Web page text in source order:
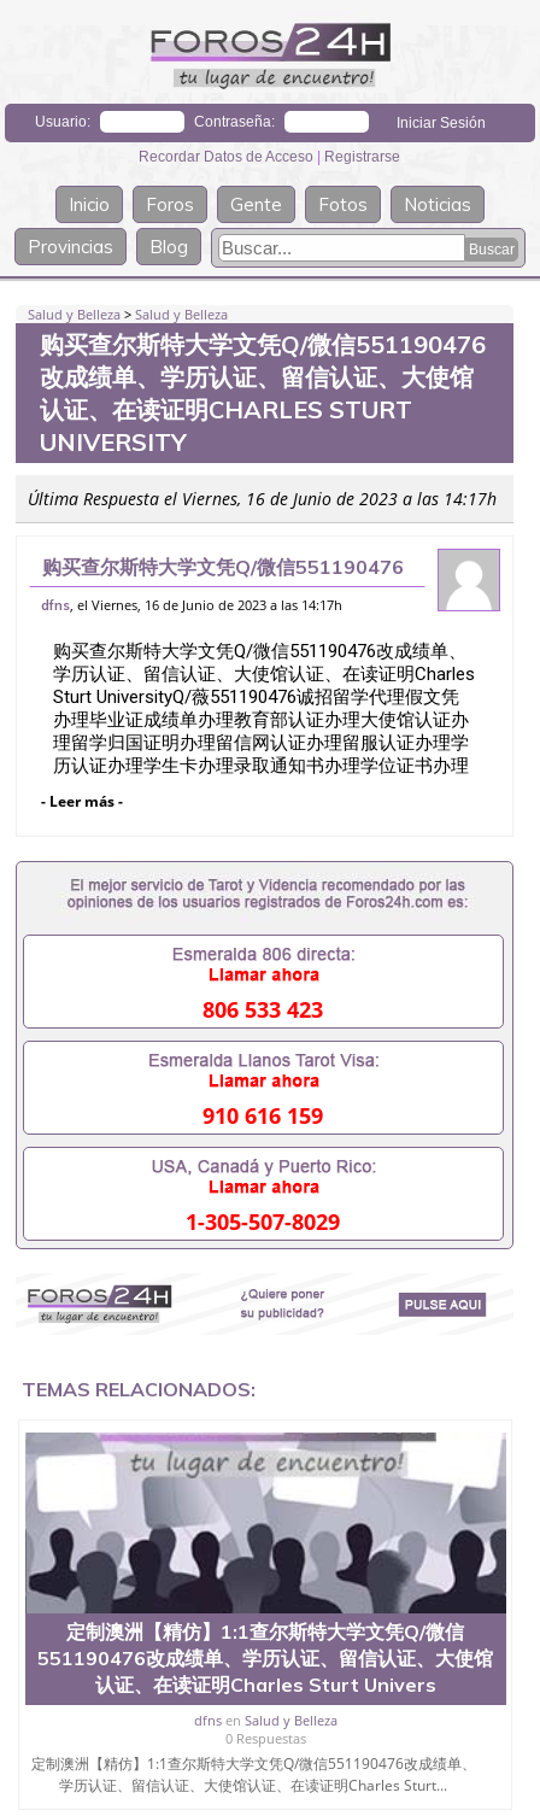
Usuario: Contraseña:
Recordar Datos de Acceso | Registrarse
Inicio Foros Gente Fotos
Noticias
Provincias
Blog
Salud y Belleza >Salud y Belleza
购买查尔斯特大学文凭Q/微信551190476
改成绩单、学历认证、留信认证、大使馆
认证、在读证明CHARLES STURT
UNIVERSITY
Última Respuesta el Viernes, 16 de Junio de 2023 a las 14:17h
购买查尔斯特大学文凭Q/微信551190476
改成绩单、学历认证、留信认证、大使馆认
dfns , el Viernes, 16 de Junio de 2023 a las 14:17h
购买查尔斯特大学文凭Q/微信551190476改成绩单、
学历认证、留信认证、大使馆认证、在读证明Charles
Sturt UniversityQ/薇551190476诚招留学代理假文凭
办理毕业证成绩单办理教育部认证办理大使馆认证办
理留学归国证明办理留信网认证办理留服认证办理学
历认证办理学生卡办理录取通知书办理学位证书办理
办理德国文凭 一、快速办理材料： 1、毕业证+成绩
思。（全套留学回国必备证明材料，给父母及亲朋好
友一份完美交代）； 2、雅思、托福，OFFER，在读
证明，学生卡等留学相关材料（申请学校、转学，甚
可以安排办理，毕业证成绩单，学校，专业，学位，
毕业时间都可以根据客户要求安排。 国内找工作假的
学历认证吗551190476要定居国外需要办理什么材料
551190476入职事业单位/国企假的毕业证会查吗
551190476入职国企/事业单位需要些什么材料
551190476办理假毕业证在国内能用吗, 挂科拿不到毕
业证怎么办, 毕业证丢了怎么办, 没有正常毕业怎么办
理毕业证,没毕业可以办学历认证吗,您是否因为中途
辍学、挂科而没有正常毕业551190476您是否因为递
交材料不齐而被拒之门外551190476您是否因没正常
毕业而导致回国得不到教育部认证在校挂科了不想读
了,成绩不理想毕不了业怎么办551190476找工作没有
文凭怎么办,怎么办理本科/研究生文凭551190476如
551190476哪里可以买国外文凭551190476国外本科
毕业证怎么办理551190476国外大学文凭可以打工作
证551190476留学生在哪里可以买假毕业证
请学校办理假的毕业证成绩单可以吗551190476哪里
可以办理水印成绩单551190476哪里可以修改成绩单
GPA分数551190476假毕业证能查出来吗551190476
假文凭网上能查到吗551190476 如何拿到国外毕业证
QQ微信551190476办假大学毕业证QQ微信551190476
国外毕业证去哪认证QQ微信551190476找毕业证封皮
QQ微信551190476国外毕业证外壳定制QQ微信
551190476快速代办国外毕业证QQ微信551190476快
速拿到国外文凭QQ微信551190476国外留学文凭认证
QQ微信551190476国外文凭回国认证QQ微信
551190476泰国文凭办理QQ微信551190476法国留学
回国证明QQ微信551190476 国外烫金照片QQ微信
551190476外国文凭在中国有用吗QQ微信551190476
德国留学回国证明QQ微信551190476爱尔兰留学回国
证明QQ微信551190476国外硕士文凭办理QQ微信
551190476 网上买文凭可靠吗QQ微信551190476买国
外文凭质量QQ微信551190476国外本科毕业证怎么办
- Leer más -
806 533 423
910 616 159
1-305-507-8029
TEMAS RELACIONADOS:
定制澳洲【精仿】1:1查尔斯特大学文凭Q/微信
551190476改成绩单、学历认证、留信认证、大使馆
认证、在读证明Charles Sturt Univers
dfnsen Salud y Belleza
0 Respuestas
定制澳洲【精仿】1:1查尔斯特大学文凭Q/微信551190476改成绩单、
学历认证、留信认证、大使馆认证、在读证明Charles Sturt...